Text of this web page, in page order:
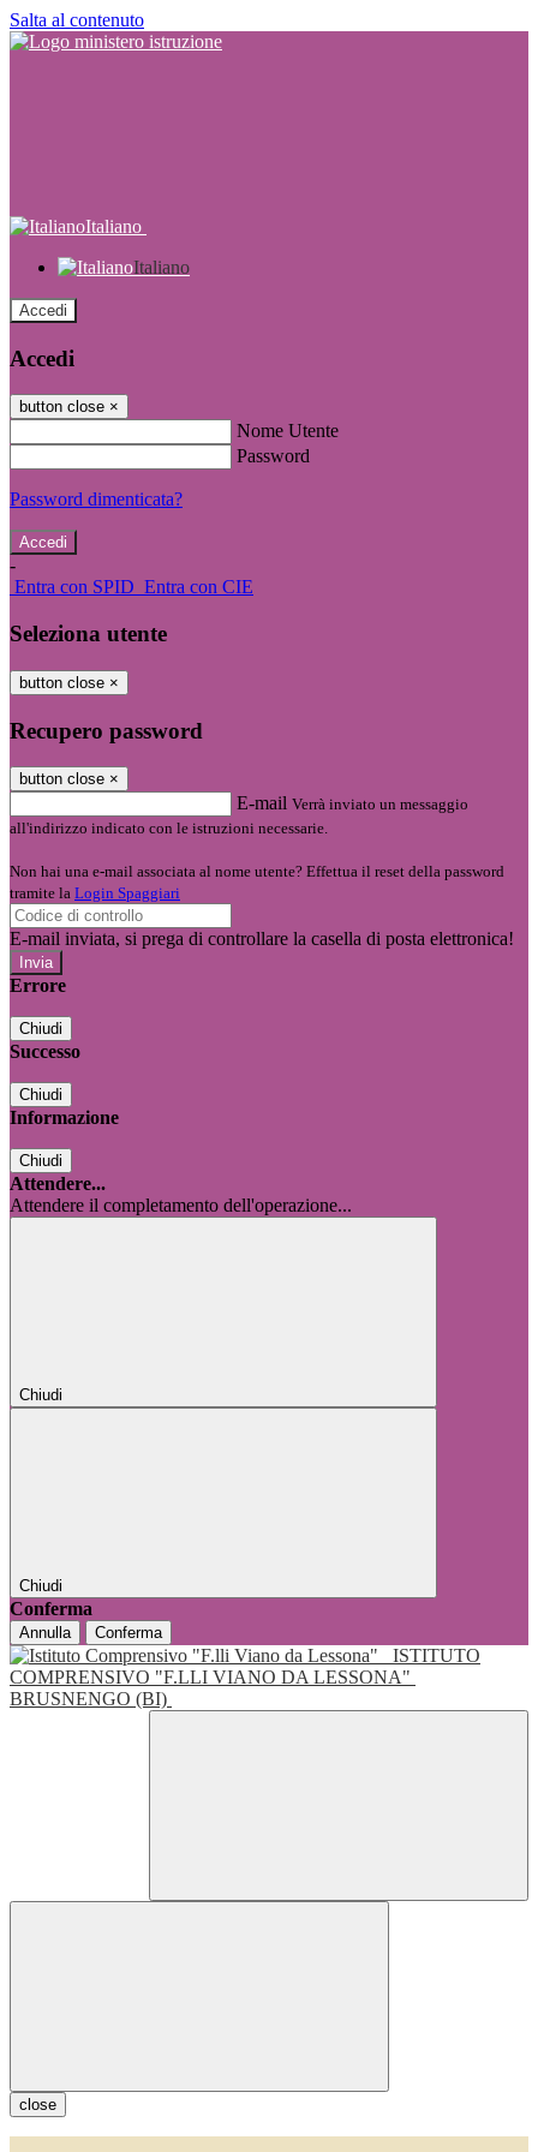
Salta al contenuto
Italiano
Italiano
Accedi
Accedi
button close ×
Nome Utente
Password
Password dimenticata?
-
Entra con SPID Entra con CIE
Seleziona utente
button close ×
Recupero password
button close ×
E-mail Verrà inviato un messaggio
all'indirizzo indicato con le istruzioni necessarie.
Non hai una e-mail associata al nome utente? Effettua il reset della password
tramite la Login Spaggiari
E-mail inviata, si prega di controllare la casella di posta elettronica!
Errore
Chiudi
Successo
Chiudi
Informazione
Chiudi
Attendere...
Attendere il completamento dell'operazione...
Chiudi
Chiudi
Conferma
Annulla Conferma
ISTITUTO
COMPRENSIVO "F.LLI VIANO DA LESSONA"
BRUSNENGO (BI)
close